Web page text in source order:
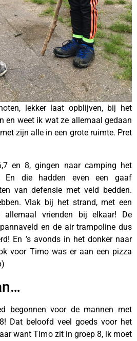
lekker laat opblijven, bij het
en weet ik wat ze allemaal gedaan
zijn alle in een grote ruimte. Pret
en 8, gingen naar camping het
En die hadden even een gaaf
van defensie met veld bedden.
Vlak bij het strand, met een
allemaal vrienden bij elkaar! De
en de air trampoline dus
En ’s avonds in het donker naar
voor Timo was er aan een pizza
begonnen voor de mannen met
Dat beloofd veel goeds voor het
want Timo zit in groep 8, ik moet